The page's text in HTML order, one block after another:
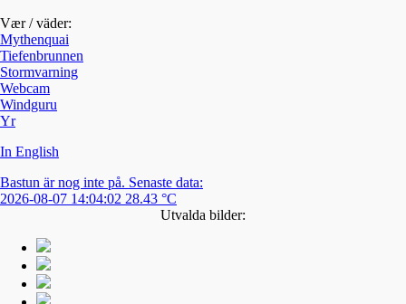
Vær / väder:
Mythenquai
Tiefenbrunnen
Stormvarning
Webcam
Windguru
Yr
In English
Bastun är nog inte på. Senaste data:
2026-08-07 14:04:02 28.43 °C
Utvalda bilder: